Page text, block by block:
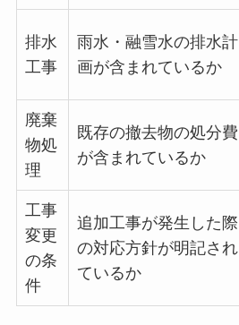
排水
工事
雨水・融雪水の排水計
画が含まれているか
廃棄
物処
理
既存の撤去物の処分費
が含まれているか
工事
変更
の条
件
追加工事が発生した際
の対応方針が明記され
ているか